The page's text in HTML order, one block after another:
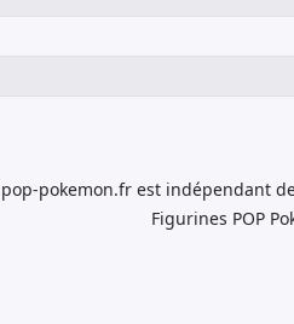
pokemon.fr est indépendant
Figurines POP